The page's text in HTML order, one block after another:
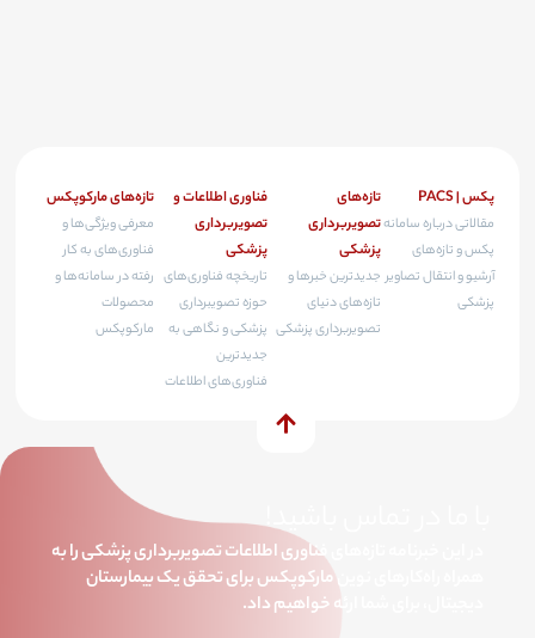
پکس | PACS
مقالاتی درباره سامانه
پکس و تازه‌های
آرشیو و انتقال تصاویر
پزشکی
تازه‌های
تصویربرداری
پزشکی
جدیدترین خبرها و
تازه‌های دنیای
تصویربرداری پزشکی
فناوری اطلاعات و
تصویربرداری
پزشکی
تاریخچه فناوری‌های
حوزه تصویبرداری
پزشکی و نگاهی به
جدیدترین
فناوری‌های اطلاعات
تازه‌های مارکوپکس
معرفی ویژگی‌ها و
فناوری‌های به کار
رفته در سامانه‌ها و
محصولات
مارکوپکس
با ما در تماس باشید!
در این خبرنامه تازه‌های فناوری اطلاعات تصویربرداری پزشکی را به
همراه راه‌کارهای نوین مارکوپکس برای تحقق یک بیمارستان
دیجیتال، برای شما ارئه خواهیم داد.